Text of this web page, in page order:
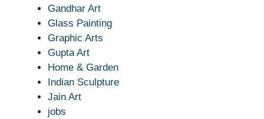
Gandhar Art
Glass Painting
Graphic Arts
Gupta Art
Home & Garden
Indian Sculpture
Jain Art
jobs